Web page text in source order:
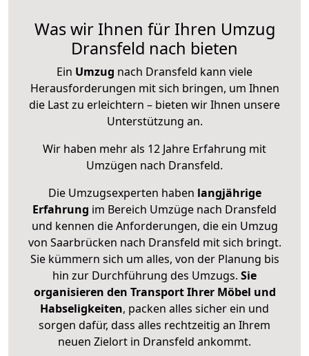
Was wir Ihnen für Ihren Umzug
Dransfeld nach bieten
Ein Umzug nach Dransfeld kann viele
Herausforderungen mit sich bringen, um Ihnen
die Last zu erleichtern – bieten wir Ihnen unsere
Unterstützung an.
Wir haben mehr als 12 Jahre Erfahrung mit
Umzügen nach Dransfeld.
Die Umzugsexperten haben langjährige
Erfahrung im Bereich Umzüge nach Dransfeld
und kennen die Anforderungen, die ein Umzug
von Saarbrücken nach Dransfeld mit sich bringt.
Sie kümmern sich um alles, von der Planung bis
hin zur Durchführung des Umzugs. Sie
organisieren den Transport Ihrer Möbel und
Habseligkeiten, packen alles sicher ein und
sorgen dafür, dass alles rechtzeitig an Ihrem
neuen Zielort in Dransfeld ankommt.